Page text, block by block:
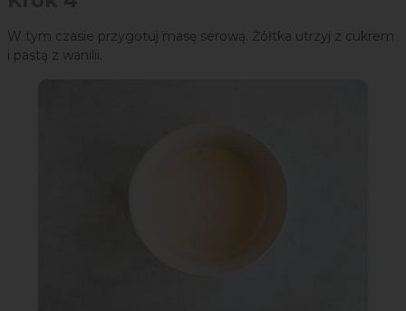
W tym czasie przygotuj masę serową. Żółtka utrzyj z cukrem
i pastą z wanilii.